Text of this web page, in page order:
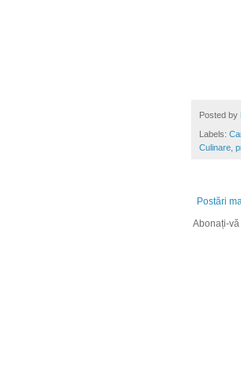
Posted by
Labels:
Culinare
Postări
Abonați-vă